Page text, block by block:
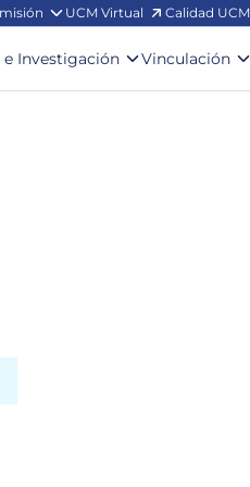
UCM Virtual Calidad UCM
e Investigación Vinculación